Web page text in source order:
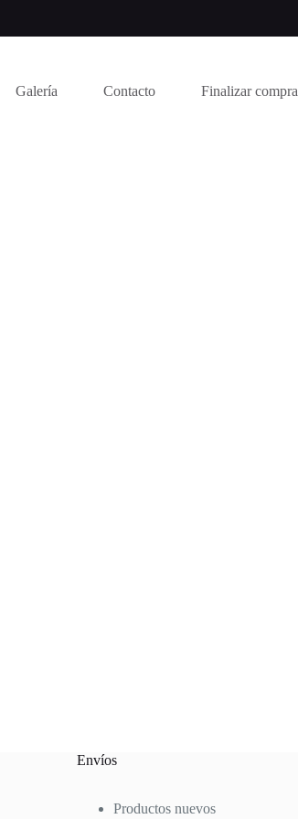
Galería Contacto Finalizar compra
Envíos
Productos nuevos